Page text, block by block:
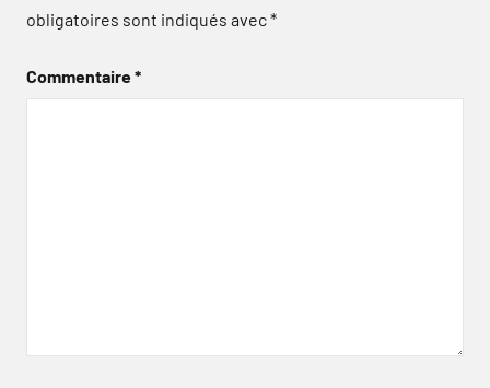
obligatoires sont indiqués avec*
Commentaire*